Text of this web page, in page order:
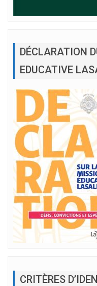
DÉCLARATION
EDUCATIVE
CRITÈRES